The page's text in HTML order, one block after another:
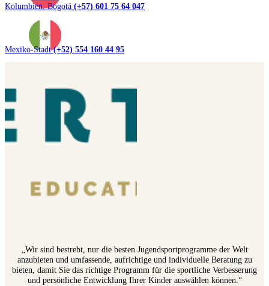
Kolumbien. Bogotá (+57) 601 75 64 047
Mexiko-Stadt(+52) 554 160 44 95
„Wir sind bestrebt, nur die besten Jugendsportprogramme der Welt
anzubieten und umfassende, aufrichtige und individuelle Beratung zu
bieten, damit Sie das richtige Programm für die sportliche Verbesserung
und persönliche Entwicklung Ihrer Kinder auswählen können.“